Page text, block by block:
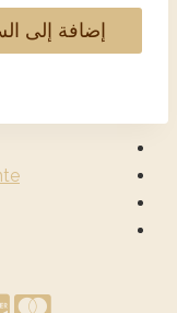
إضافة إلى